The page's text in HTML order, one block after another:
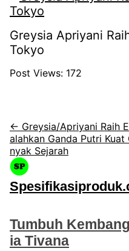
Greysia Apriyani
Tokyo
Post Views: 172
← Greysia/Apriyani Raih
alahkan Ganda Putri
nyak Sejarah
Tumbuh
ia Tivana